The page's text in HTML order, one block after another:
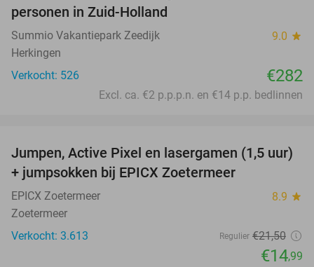
personen in Zuid-Holland
Summio Vakantiepark Zeedijk 9.0 star
Herkingen
Verkocht: 526
€282
Excl. ca. €2 p.p.p.n. en €14 p.p. bedlinnen
30%
Jumpen, Active Pixel en lasergamen (1,5 uur)
+ jumpsokken bij EPICX Zoetermeer
EPICX Zoetermeer 8.9 star
Zoetermeer
Verkocht: 3.613
Regulier €21,50
€14,99